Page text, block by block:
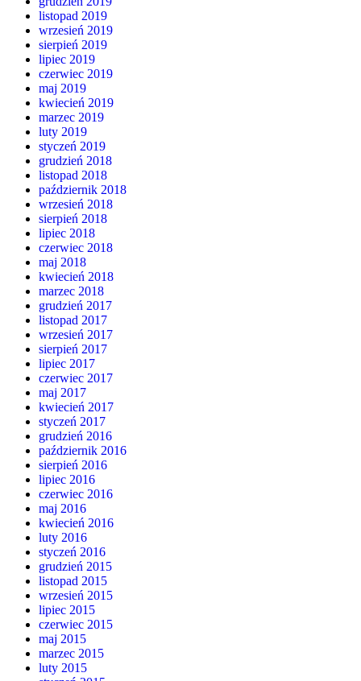
listopad 2019
wrzesień 2019
sierpień 2019
lipiec 2019
czerwiec 2019
maj 2019
kwiecień 2019
marzec 2019
luty 2019
styczeń 2019
grudzień 2018
listopad 2018
październik 2018
wrzesień 2018
sierpień 2018
lipiec 2018
czerwiec 2018
maj 2018
kwiecień 2018
marzec 2018
grudzień 2017
listopad 2017
wrzesień 2017
sierpień 2017
lipiec 2017
czerwiec 2017
maj 2017
kwiecień 2017
styczeń 2017
grudzień 2016
październik 2016
sierpień 2016
lipiec 2016
czerwiec 2016
maj 2016
kwiecień 2016
luty 2016
styczeń 2016
grudzień 2015
listopad 2015
wrzesień 2015
lipiec 2015
czerwiec 2015
maj 2015
marzec 2015
luty 2015